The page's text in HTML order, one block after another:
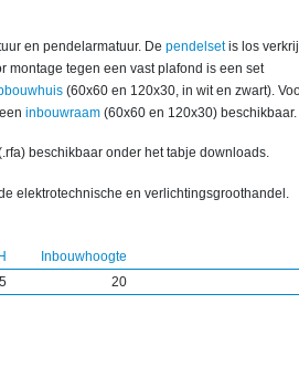
en pendelarmatuur. De pendelsetis los
montage tegen een vast plafond is een set
(60x60 en 120x30, in wit en zwart).
inbouwraam (60x60 en 120x30) beschikbaar.
beschikbaar onder het tabje downloads.
elektrotechnische en verlichtingsgroothandel.
Inbouwhoogte
20